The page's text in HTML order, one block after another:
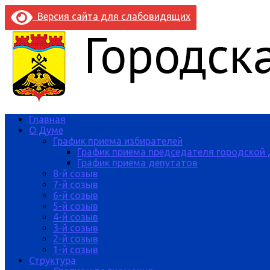
Версия сайта для слабовидящих
Главная
О Думе
График приема избирателей
График приема председателя
График приема депутатов
8-й созыв
7-й созыв
6-й созыв
5-й созыв
4-й созыв
3-й созыв
2-й созыв
1-й созыв
Структура